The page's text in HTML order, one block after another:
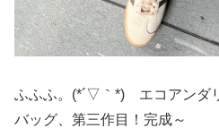
ふふふ。(*´▽｀*) エコアンダ
バッグ、第三作目！完成～